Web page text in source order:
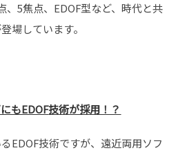
、5焦点、EDOF型など、時代と共
場しています。
もEDOF技術が採用！？
EDOF技術ですが、遠近両用ソフ